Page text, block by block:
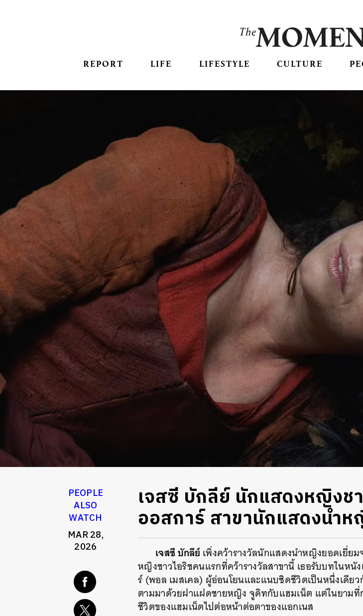
REPORT LIFE LIFESTYLE CULTURE
PEOPLE
ALSO
WATCH
MAR 28,
2026
เจสซี บักลีย์ นักแสดงหญิงช
ออสการ์ สาขานักแสดงนำห
เจสซี บักลีย์เพิ่งคว้ารางวัลนักแสดงนำหญิงยอดเยี่ยม
หญิงชาวไอริชคนแรกที่คว้ารางวัลสาขานี้ เธอรับบทในหนั
ร์ (พอล เมสเคล) ผู้อ่อนโยนและแนบชิดชีวิตเป็นหนึ่งเดีย
ตามมาด้วยฝาแฝดชายหญิง จูดิทกับแฮมเน็ต แต่ในยามที่ก
ชีวิตของแฮมเน็ตไปต่อหน้าต่อตาของแอกเนส